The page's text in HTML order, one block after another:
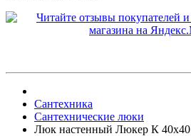
Сантехника
Сантехнические люки
Люк настенный Люкер К 40x40